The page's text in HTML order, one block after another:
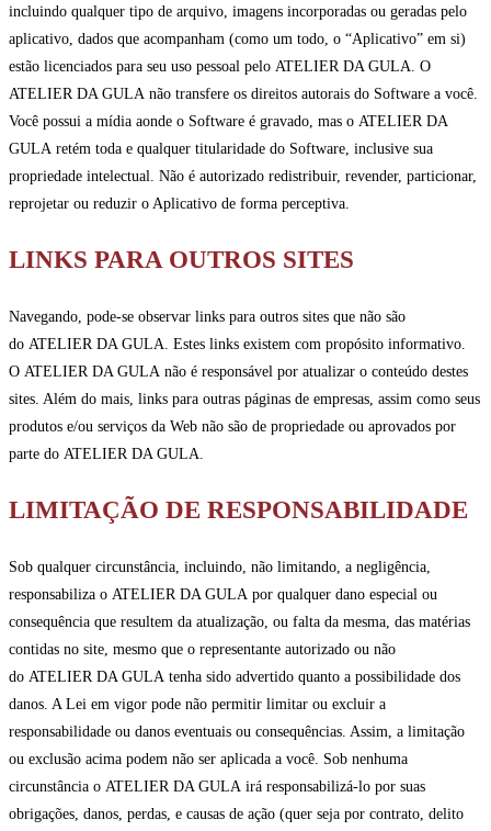
incluindo qualquer tipo de arquivo, imagens incorporadas ou geradas pelo
aplicativo, dados que acompanham (como um todo, o “Aplicativo” em si)
estão licenciados para seu uso pessoal pelo ATELIER DA GULA. O
ATELIER DA GULA não transfere os direitos autorais do Software a você.
Você possui a mídia aonde o Software é gravado, mas o ATELIER DA
GULA retém toda e qualquer titularidade do Software, inclusive sua
propriedade intelectual. Não é autorizado redistribuir, revender, particionar,
reprojetar ou reduzir o Aplicativo de forma perceptiva.
LINKS PARA OUTROS SITES
Navegando, pode-se observar links para outros sites que não são
do ATELIER DA GULA. Estes links existem com propósito informativo.
O ATELIER DA GULA não é responsável por atualizar o conteúdo destes
sites. Além do mais, links para outras páginas de empresas, assim como seus
produtos e/ou serviços da Web não são de propriedade ou aprovados por
parte do ATELIER DA GULA.
LIMITAÇÃO DE RESPONSABILIDADE
Sob qualquer circunstância, incluindo, não limitando, a negligência,
responsabiliza o ATELIER DA GULA por qualquer dano especial ou
consequência que resultem da atualização, ou falta da mesma, das matérias
contidas no site, mesmo que o representante autorizado ou não
do ATELIER DA GULA tenha sido advertido quanto a possibilidade dos
danos. A Lei em vigor pode não permitir limitar ou excluir a
responsabilidade ou danos eventuais ou consequências. Assim, a limitação
ou exclusão acima podem não ser aplicada a você. Sob nenhuma
circunstância o ATELIER DA GULA irá responsabilizá-lo por suas
obrigações, danos, perdas, e causas de ação (quer seja por contrato, delito